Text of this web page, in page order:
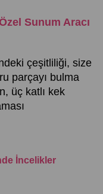
Sunum Aracı
çeşitliliği, size
parçayı bulma
üç katlı kek
İncelikler